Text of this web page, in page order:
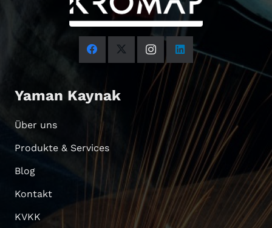
Yaman Kaynak
Über uns
Produkte & Services
Blog
Kontakt
KVKK